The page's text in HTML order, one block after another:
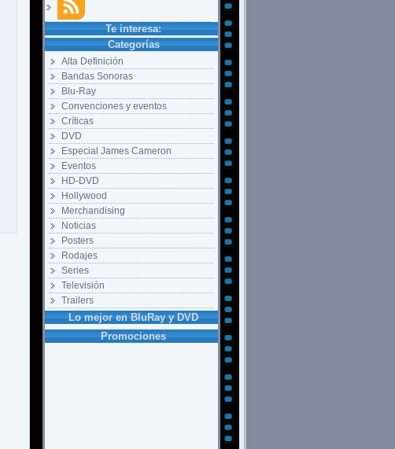
Te interesa:
Categorías
Alta Definición
Bandas Sonoras
Blu-Ray
Convenciones y eventos
Críticas
DVD
Especial James Cameron
Eventos
HD-DVD
Hollywood
Merchandising
Noticias
Posters
Rodajes
Series
Televisión
Trailers
Lo mejor en BluRay y DVD
Promociones